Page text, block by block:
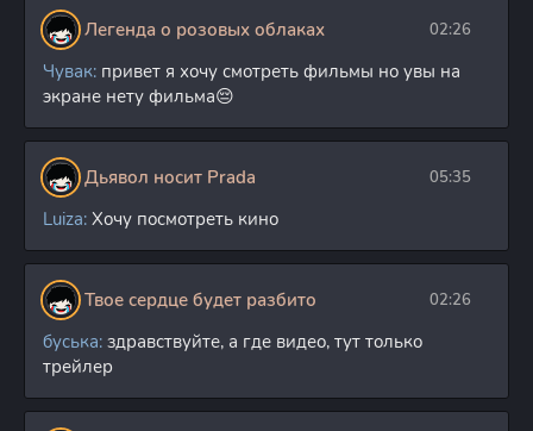
Легенда о розовых облаках 02:26
Чувак: привет я хочу смотреть фильмы но увы на
экране нету фильма😔
Дьявол носит Prada 05:35
Luiza: Хочу посмотреть кино
Твое сердце будет разбито 02:26
буська: здравствуйте, а где видео, тут только
трейлер